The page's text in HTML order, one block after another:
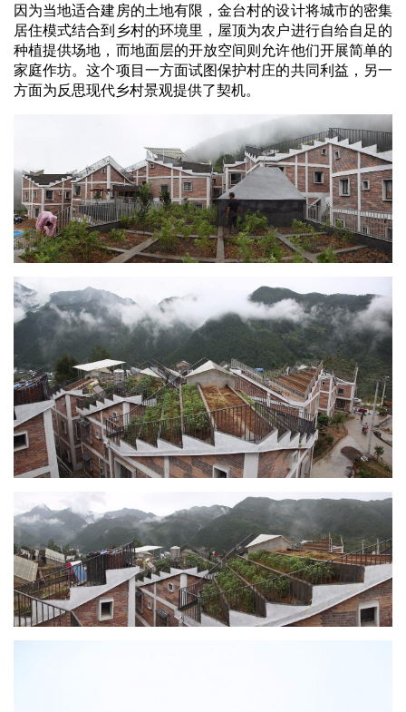
建
筑
计
室
内
设
计
因为当地适合建房的土地有限，金台村的设计将城市的密集
居住模式结合到乡村的环境里，屋顶为农户进行自给自足的
种植提供场地，而地面层的开放空间则允许他们开展简单的
家庭作坊。这个项目一方面试图保护村庄的共同利益，另一
方面为反思现代乡村景观提供了契机。